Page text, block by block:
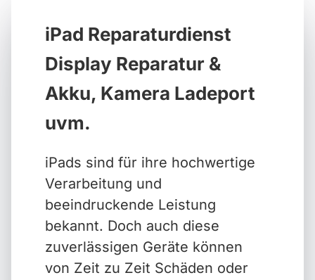
iPad Reparaturdienst
Display Reparatur &
Akku, Kamera Ladeport
uvm.
iPads sind für ihre hochwertige
Verarbeitung und
beeindruckende Leistung
bekannt. Doch auch diese
zuverlässigen Geräte können
von Zeit zu Zeit Schäden oder